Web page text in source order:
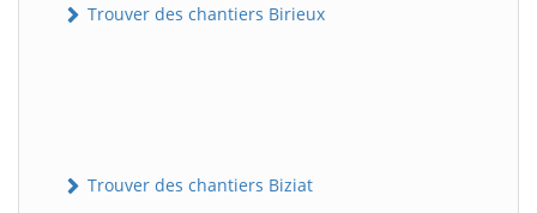
Trouver des chantiers Birieux
Trouver des chantiers Biziat